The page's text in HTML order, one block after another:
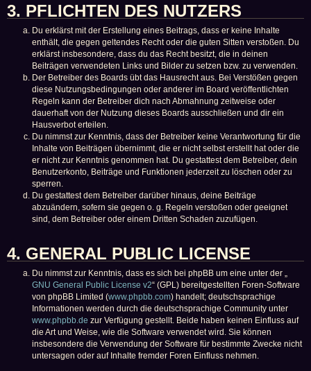
3. PFLICHTEN DES NUTZERS
Du erklärst mit der Erstellung eines Beitrags, dass er keine Inhalte
enthält, die gegen geltendes Recht oder die guten Sitten verstoßen. Du
erklärst insbesondere, dass du das Recht besitzt, die in deinen
Beiträgen verwendeten Links und Bilder zu setzen bzw. zu verwenden.
Der Betreiber des Boards übt das Hausrecht aus. Bei Verstößen gegen
diese Nutzungsbedingungen oder anderer im Board veröffentlichten
Regeln kann der Betreiber dich nach Abmahnung zeitweise oder
dauerhaft von der Nutzung dieses Boards ausschließen und dir ein
Hausverbot erteilen.
Du nimmst zur Kenntnis, dass der Betreiber keine Verantwortung für die
Inhalte von Beiträgen übernimmt, die er nicht selbst erstellt hat oder die
er nicht zur Kenntnis genommen hat. Du gestattest dem Betreiber, dein
Benutzerkonto, Beiträge und Funktionen jederzeit zu löschen oder zu
sperren.
Du gestattest dem Betreiber darüber hinaus, deine Beiträge
abzuändern, sofern sie gegen o. g. Regeln verstoßen oder geeignet
sind, dem Betreiber oder einem Dritten Schaden zuzufügen.
4. GENERAL PUBLIC LICENSE
Du nimmst zur Kenntnis, dass es sich bei phpBB um eine unter der „
GNU General Public License v2“ (GPL) bereitgestellten Foren-Software
von phpBB Limited (www.phpbb.com) handelt; deutschsprachige
Informationen werden durch die deutschsprachige Community unter
www.phpbb.de zur Verfügung gestellt. Beide haben keinen Einfluss auf
die Art und Weise, wie die Software verwendet wird. Sie können
insbesondere die Verwendung der Software für bestimmte Zwecke nicht
untersagen oder auf Inhalte fremder Foren Einfluss nehmen.